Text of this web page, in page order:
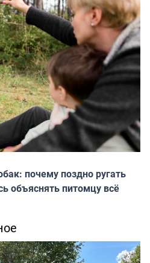
почему поздно ругать
объяснять питомцу всё